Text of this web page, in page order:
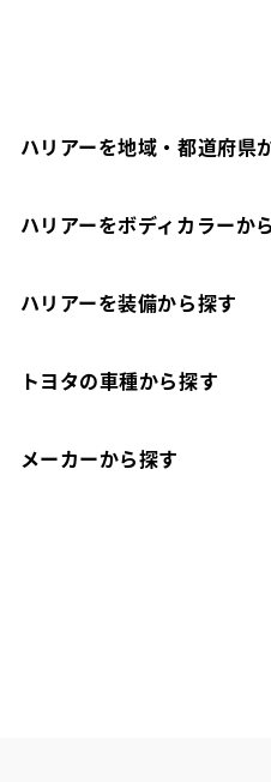
ハリアーを地域・都道府県
ハリアーをボディカラーか
ハリアーを装備から探す
トヨタの車種から探す
メーカーから探す